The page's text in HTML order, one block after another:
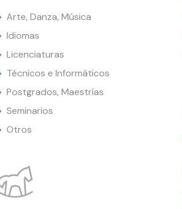
Arte, Danza, Música
Idiomas
Licenciaturas
Técnicos e Informáticos
Postgrados, Maestrías
Seminarios
Otros